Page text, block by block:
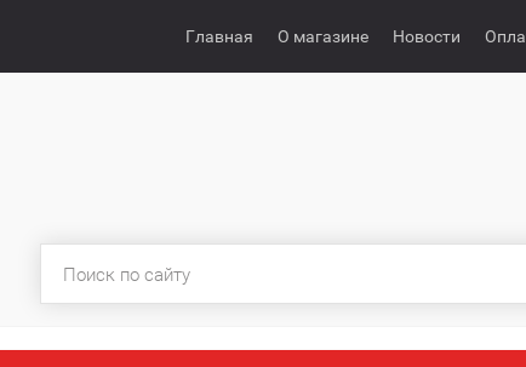
Главная О магазине Новости